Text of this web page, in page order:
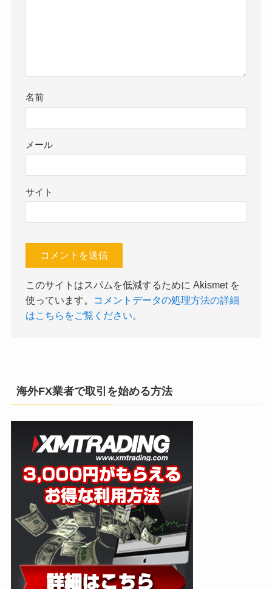
名前
メール
サイト
このサイトはスパムを低減するために Akismet を
使っています。
コメントデータの処理方法の詳細
はこちらをご覧ください。
海外FX業者で取引を始める方法